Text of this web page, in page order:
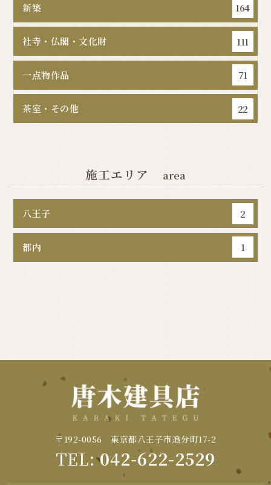
新築 164
社寺・仏閣・文化財 111
一点物作品 71
茶室・その他 22
施工エリア area
八王子 2
都内 1
〒192-0056 東京都八王子市追分町17-2
TEL:042-622-2529